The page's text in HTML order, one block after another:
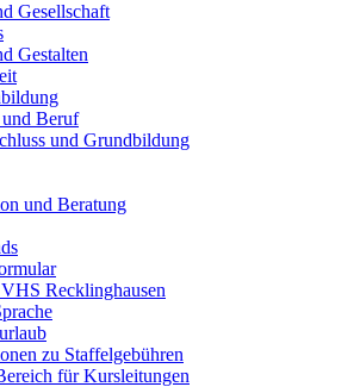
Gesellschaft
Gestalten
Beruf
und Grundbildung
und Beratung
Recklinghausen
zu Staffelgebühren
für Kursleitungen